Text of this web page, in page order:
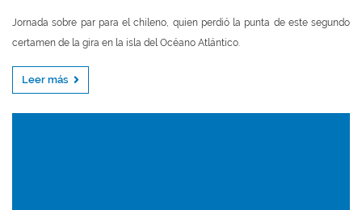
Jornada sobre par para el chileno, quien perdió la punta de este segundo
certamen de la gira en la isla del Océano Atlántico.
Leer más